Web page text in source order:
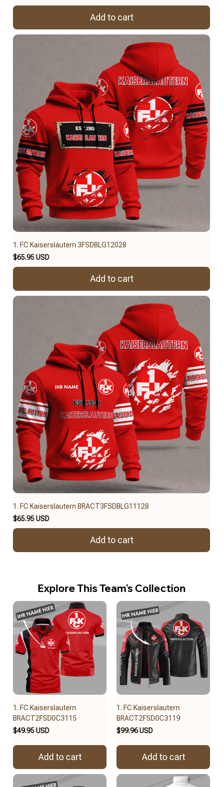
Add to cart
1. FC Kaiserslautern 3FSDBLG12028
$65.95 USD
Add to cart
1. FC Kaiserslautern BRACT3FSDBLG11128
$65.95 USD
Add to cart
Explore This Team’s Collection
1. FC Kaiserslautern
BRACT2FSD0C3115
$49.95 USD
Add to cart
1. FC Kaiserslautern
BRACT2FSD0C3119
$99.96 USD
Add to cart